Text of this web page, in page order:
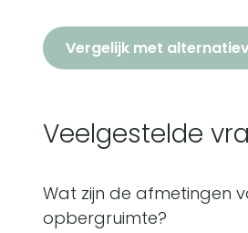
Vergelijk met
Veelgestelde
Wat zijn de afmetingen
opbergruimte?